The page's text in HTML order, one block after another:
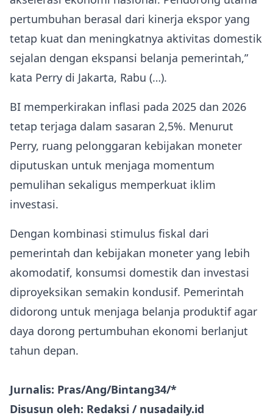
pertumbuhan berasal dari kinerja ekspor yang
tetap kuat dan meningkatnya aktivitas domestik
sejalan dengan ekspansi belanja pemerintah,”
kata Perry di Jakarta, Rabu (…).
BI memperkirakan inflasi pada 2025 dan 2026
tetap terjaga dalam sasaran 2,5%. Menurut
Perry, ruang pelonggaran kebijakan moneter
diputuskan untuk menjaga momentum
pemulihan sekaligus memperkuat iklim
investasi.
Dengan kombinasi stimulus fiskal dari
pemerintah dan kebijakan moneter yang lebih
akomodatif, konsumsi domestik dan investasi
diproyeksikan semakin kondusif. Pemerintah
didorong untuk menjaga belanja produktif agar
daya dorong pertumbuhan ekonomi berlanjut
tahun depan.
Jurnalis: Pras/Ang/Bintang34/*
Disusun oleh: Redaksi / nusadaily.id